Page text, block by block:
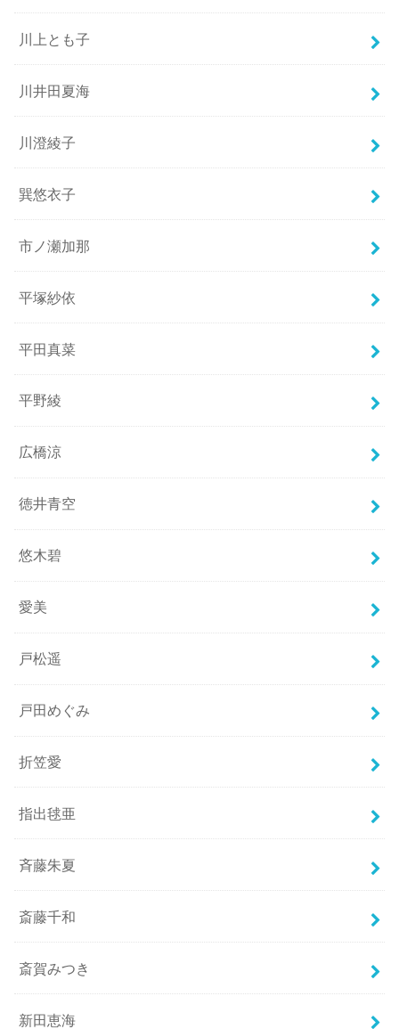
川上とも子
川井田夏海
川澄綾子
巽悠衣子
市ノ瀬加那
平塚紗依
平田真菜
平野綾
広橋涼
徳井青空
悠木碧
愛美
戸松遥
戸田めぐみ
折笠愛
指出毬亜
斉藤朱夏
斎藤千和
斎賀みつき
新田恵海